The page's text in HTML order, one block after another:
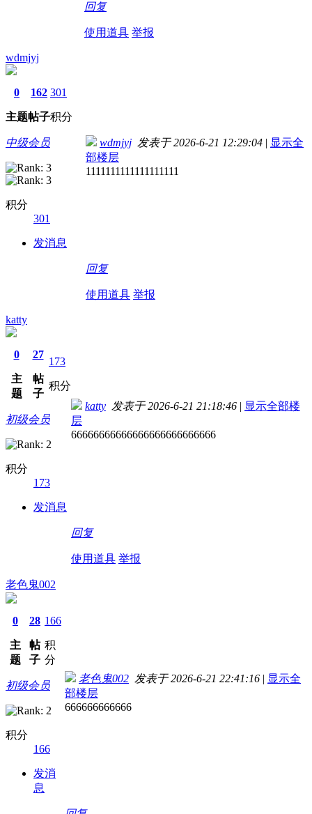
回复
使用道具 举报
wdmjyj
0
主题
162
帖子
301
积分
中级会员
积分
301
发消息
wdmjyj 发表于 2026-6-21 12:29:04 | 显示全
部楼层
1111111111111111111
回复
使用道具 举报
katty
0
主
题
27
帖
子
173
积分
初级会员
积分
173
发消息
katty 发表于 2026-6-21 21:18:46 | 显示全部楼
层
66666666666666666666666666
回复
使用道具 举报
老色鬼002
0
主
题
28
帖
子
166
积
分
初级会员
积分
166
发消
息
老色鬼002 发表于 2026-6-21 22:41:16 | 显示全
部楼层
666666666666